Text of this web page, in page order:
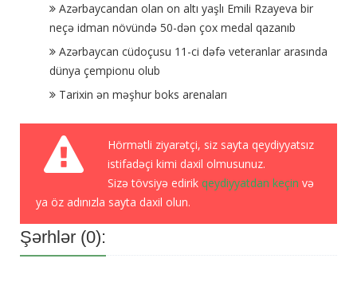
Azərbaycandan olan on altı yaşlı Emili Rzayeva bir
neçə idman növündə 50-dən çox medal qazanıb
Azərbaycan cüdoçusu 11-ci dəfə veteranlar arasında
dünya çempionu olub
Tarixin ən məşhur boks arenaları
Hörmətli ziyarətçi, siz sayta qeydiyyatsız
istifadəçi kimi daxil olmusunuz.
Sizə tövsiyə edirik qeydiyyatdan keçin və
ya öz adınızla sayta daxil olun.
Şərhlər (0):